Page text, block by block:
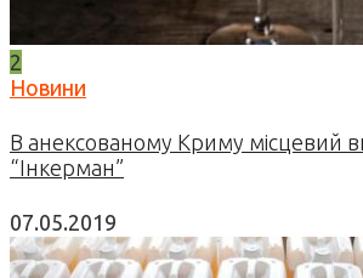
2
Новини
В анексованому Криму місцевий
“Інкерман”
07.05.2019